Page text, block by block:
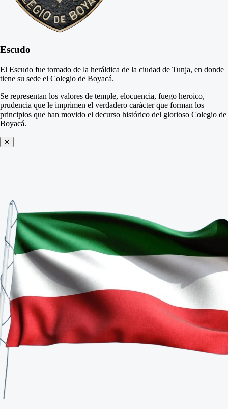
Escudo
El Escudo fue tomado de la heráldica de la ciudad de Tunja, en donde
tiene su sede el Colegio de Boyacá.
Se representan los valores de temple, elocuencia, fuego heroico,
prudencia que le imprimen el verdadero carácter que forman los
principios que han movido el decurso histórico del glorioso Colegio de
Boyacá.
✕